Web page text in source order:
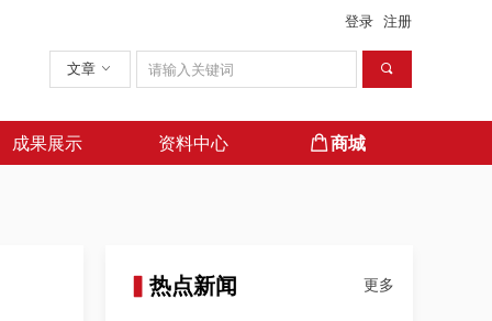
成果展示 资料中心 商城
登录 注册
끠
文章 ꀁ
ꂆ商城
热点新闻 更多